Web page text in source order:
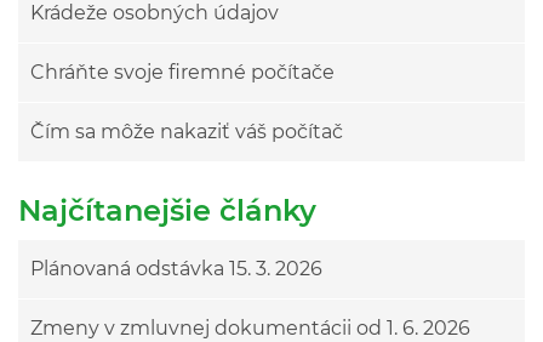
Krádeže osobných údajov
Chráňte svoje firemné počítače
Čím sa môže nakaziť váš počítač
Najčítanejšie články
Plánovaná odstávka 15. 3. 2026
Zmeny v zmluvnej dokumentácii od 1. 6. 2026